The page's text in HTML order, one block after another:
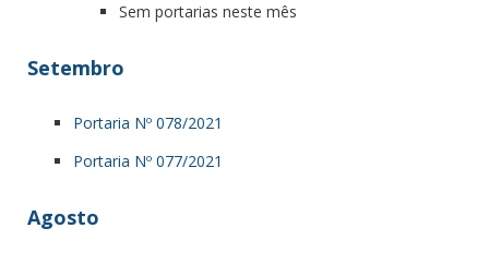
Sem portarias neste mês
Setembro
Portaria Nº 078/2021
Portaria Nº 077/2021
Agosto